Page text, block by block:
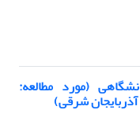
(مورد مطالعه:
شرقی)